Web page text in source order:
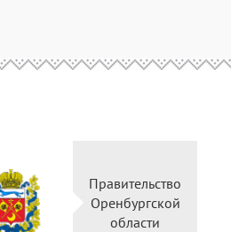
Правительство
Оренбургской
области